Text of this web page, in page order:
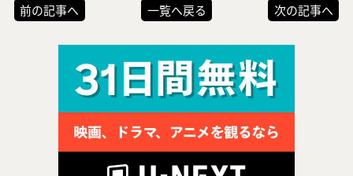
前の記事へ 一覧へ戻る 次の記事へ